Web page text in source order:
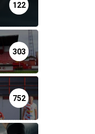
122
303
752